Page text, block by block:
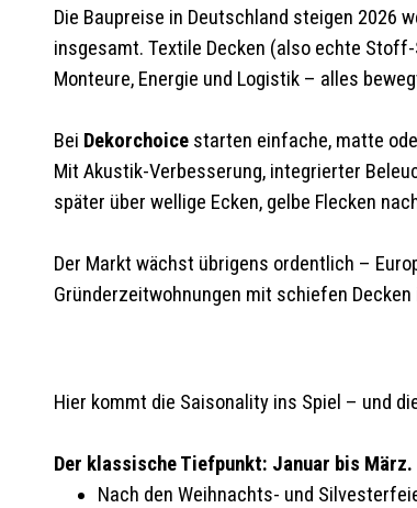
Die Baupreise in Deutschland steigen 2026
insgesamt. Textile Decken (also echte
Monteure, Energie und Logistik – alles
Bei Dekorchoicestarten einfache, matte
Mit Akustik-Verbesserung, integrierter
später über wellige Ecken, gelbe Flecken
Der Markt wächst übrigens ordentlich –
Gründerzeitwohnungen mit schiefen
Hier kommt die Saisonality ins Spiel – und
Der klassische Tiefpunkt: Januar bis März.
Nach den Weihnachts- und